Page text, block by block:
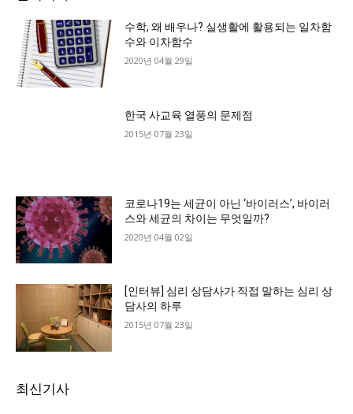
수학, 왜 배우나? 실생활에 활용되는 일차함
수와 이차함수
2020년 04월 29일
한국 사교육 열풍의 문제점
2015년 07월 23일
코로나19는 세균이 아닌 ‘바이러스’, 바이러
스와 세균의 차이는 무엇일까?
2020년 04월 02일
[인터뷰] 심리 상담사가 직접 말하는 심리 상
담사의 하루
2015년 07월 23일
최신기사